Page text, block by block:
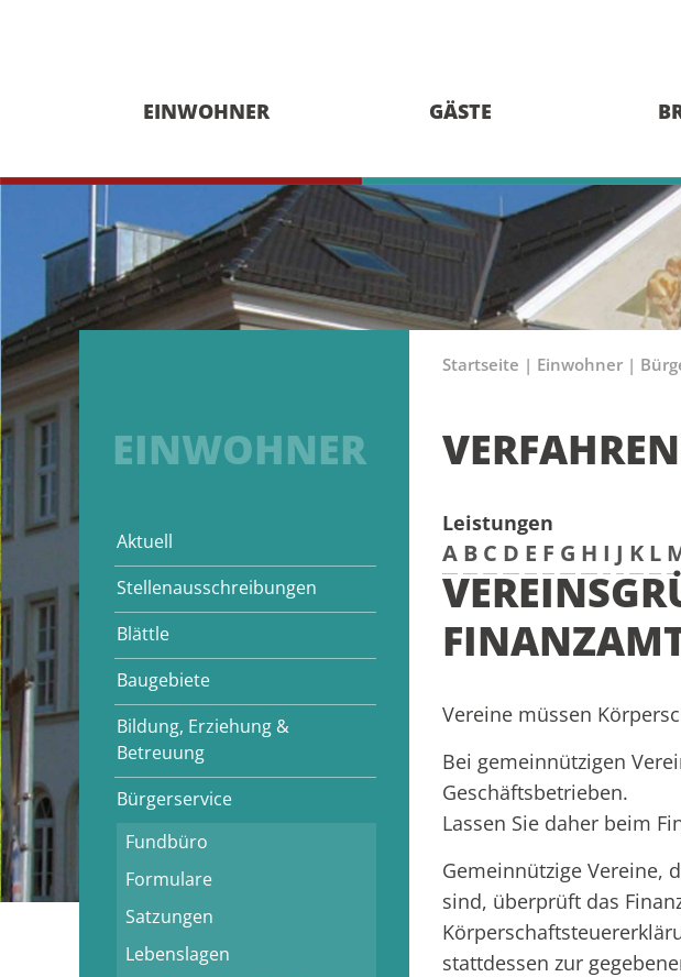
EINWOHNER GÄSTE
EINWOHNER
Aktuell
Stellenausschreibungen
Blättle
Baugebiete
Bildung, Erziehung &
Betreuung
Bürgerservice
Fundbüro
Formulare
Satzungen
Lebenslagen
Startseite | Einwohner |
Leistungen
A B C D E F G H I J K L
Vereine müssen
Bei gemeinnützigen
Geschäftsbetrieben.
Lassen Sie daher beim
Gemeinnützige Vereine,
sind, überprüft das
stattdessen zur